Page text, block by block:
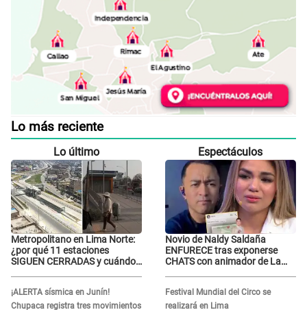
Lo más reciente
Lo último
Metropolitano en Lima Norte:
¿por qué 11 estaciones
SIGUEN CERRADAS y cuándo
¡ALERTA sísmica en Junín!
Chupaca registra tres movimientos
Espectáculos
Novio de Naldy Saldaña
ENFURECE tras exponerse
CHATS con animador de La
Festival Mundial del Circo se
realizará en Lima